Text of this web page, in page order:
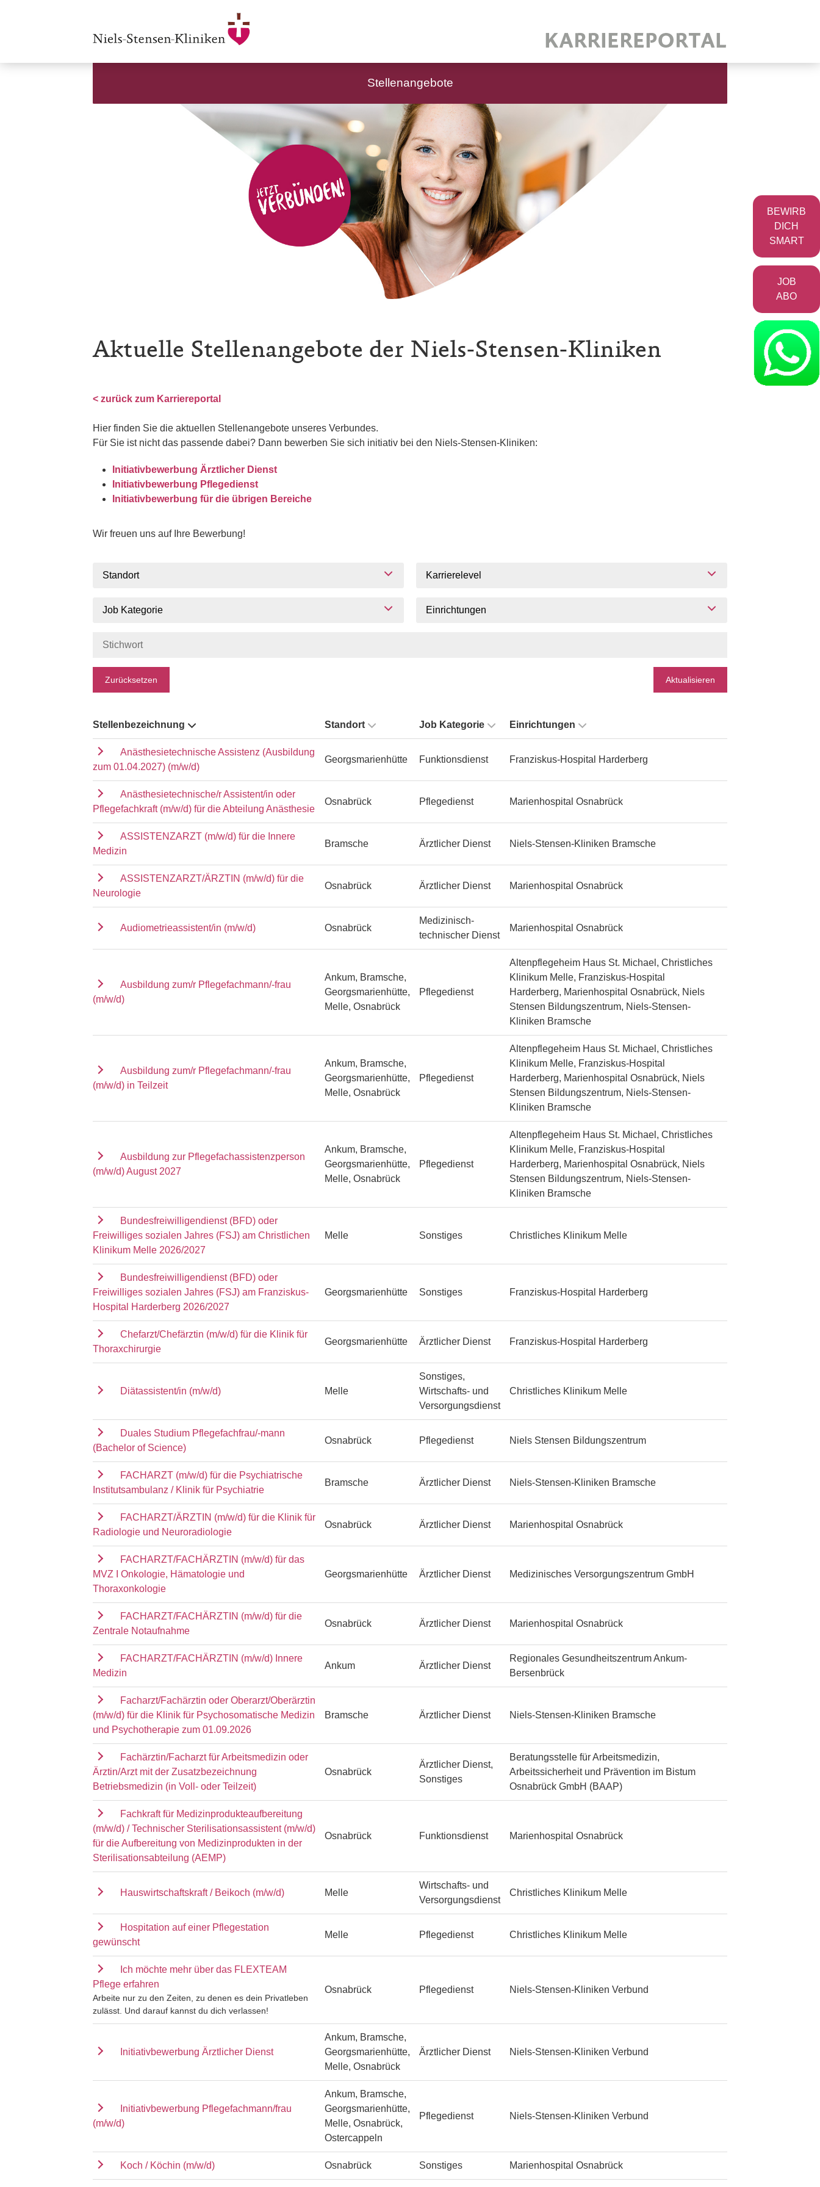
Stellenangebote
Aktuelle Stellenangebote der Niels-Stensen-Kliniken
< zurück zum Karriereportal
Hier finden Sie die aktuellen Stellenangebote unseres Verbundes.
Für Sie ist nicht das passende dabei? Dann bewerben Sie sich initiativ bei den Niels-Stensen-Kliniken:
Initiativbewerbung Ärztlicher Dienst
Initiativbewerbung Pflegedienst
Initiativbewerbung für die übrigen Bereiche
Wir freuen uns auf Ihre Bewerbung!
Standort Karrierelevel
Job Kategorie Einrichtungen
Zurücksetzen Aktualisieren
Stellenbezeichnung Standort Job Kategorie Einrichtungen
Anästhesietechnische Assistenz (Ausbildung
zum 01.04.2027) (m/w/d)
Georgsmarienhütte Funktionsdienst Franziskus-Hospital Harderberg
Anästhesietechnische/r Assistent/in oder
Pflegefachkraft (m/w/d) für die Abteilung Anästhesie
Osnabrück Pflegedienst Marienhospital Osnabrück
ASSISTENZARZT (m/w/d) für die Innere
Medizin
Bramsche Ärztlicher Dienst Niels-Stensen-Kliniken Bramsche
ASSISTENZARZT/ÄRZTIN (m/w/d) für die
Neurologie
Osnabrück Ärztlicher Dienst Marienhospital Osnabrück
Audiometrieassistent/in (m/w/d) Osnabrück
Medizinisch-
technischer Dienst
Marienhospital Osnabrück
Ausbildung zum/r Pflegefachmann/-frau
(m/w/d)
Ankum, Bramsche,
Georgsmarienhütte,
Melle, Osnabrück
Pflegedienst
Altenpflegeheim Haus St. Michael, Christliches
Klinikum Melle, Franziskus-Hospital
Harderberg, Marienhospital Osnabrück, Niels
Stensen Bildungszentrum, Niels-Stensen-
Kliniken Bramsche
Ausbildung zum/r Pflegefachmann/-frau
(m/w/d) in Teilzeit
Ankum, Bramsche,
Georgsmarienhütte,
Melle, Osnabrück
Pflegedienst
Altenpflegeheim Haus St. Michael, Christliches
Klinikum Melle, Franziskus-Hospital
Harderberg, Marienhospital Osnabrück, Niels
Stensen Bildungszentrum, Niels-Stensen-
Kliniken Bramsche
Ausbildung zur Pflegefachassistenzperson
(m/w/d) August 2027
Ankum, Bramsche,
Georgsmarienhütte,
Melle, Osnabrück
Pflegedienst
Altenpflegeheim Haus St. Michael, Christliches
Klinikum Melle, Franziskus-Hospital
Harderberg, Marienhospital Osnabrück, Niels
Stensen Bildungszentrum, Niels-Stensen-
Kliniken Bramsche
Bundesfreiwilligendienst (BFD) oder
Freiwilliges sozialen Jahres (FSJ) am Christlichen
Klinikum Melle 2026/2027
Melle Sonstiges Christliches Klinikum Melle
Bundesfreiwilligendienst (BFD) oder
Freiwilliges sozialen Jahres (FSJ) am Franziskus-
Hospital Harderberg 2026/2027
Georgsmarienhütte Sonstiges Franziskus-Hospital Harderberg
Chefarzt/Chefärztin (m/w/d) für die Klinik für
Thoraxchirurgie
Georgsmarienhütte Ärztlicher Dienst Franziskus-Hospital Harderberg
Diätassistent/in (m/w/d) Melle
Sonstiges,
Wirtschafts- und
Versorgungsdienst
Christliches Klinikum Melle
Duales Studium Pflegefachfrau/-mann
(Bachelor of Science)
Osnabrück Pflegedienst Niels Stensen Bildungszentrum
FACHARZT (m/w/d) für die Psychiatrische
Institutsambulanz / Klinik für Psychiatrie
Bramsche Ärztlicher Dienst Niels-Stensen-Kliniken Bramsche
FACHARZT/ÄRZTIN (m/w/d) für die Klinik für
Radiologie und Neuroradiologie
Osnabrück Ärztlicher Dienst Marienhospital Osnabrück
FACHARZT/FACHÄRZTIN (m/w/d) für das
MVZ I Onkologie, Hämatologie und
Thoraxonkologie
Georgsmarienhütte Ärztlicher Dienst Medizinisches Versorgungszentrum GmbH
FACHARZT/FACHÄRZTIN (m/w/d) für die
Zentrale Notaufnahme
Osnabrück Ärztlicher Dienst Marienhospital Osnabrück
FACHARZT/FACHÄRZTIN (m/w/d) Innere
Medizin
Ankum Ärztlicher Dienst
Regionales Gesundheitszentrum Ankum-
Bersenbrück
Facharzt/Fachärztin oder Oberarzt/Oberärztin
(m/w/d) für die Klinik für Psychosomatische Medizin
und Psychotherapie zum 01.09.2026
Bramsche Ärztlicher Dienst Niels-Stensen-Kliniken Bramsche
Fachärztin/Facharzt für Arbeitsmedizin oder
Ärztin/Arzt mit der Zusatzbezeichnung
Betriebsmedizin (in Voll- oder Teilzeit)
Osnabrück
Ärztlicher Dienst,
Sonstiges
Beratungsstelle für Arbeitsmedizin,
Arbeitssicherheit und Prävention im Bistum
Osnabrück GmbH (BAAP)
Fachkraft für Medizinprodukteaufbereitung
(m/w/d) / Technischer Sterilisationsassistent (m/w/d)
für die Aufbereitung von Medizinprodukten in der
Sterilisationsabteilung (AEMP)
Osnabrück Funktionsdienst Marienhospital Osnabrück
Hauswirtschaftskraft / Beikoch (m/w/d) Melle
Wirtschafts- und
Versorgungsdienst
Christliches Klinikum Melle
Hospitation auf einer Pflegestation
gewünscht
Melle Pflegedienst Christliches Klinikum Melle
Ich möchte mehr über das FLEXTEAM
Pflege erfahren
Arbeite nur zu den Zeiten, zu denen es dein Privatleben
zulässt. Und darauf kannst du dich verlassen!
Osnabrück Pflegedienst Niels-Stensen-Kliniken Verbund
Initiativbewerbung Ärztlicher Dienst
Ankum, Bramsche,
Georgsmarienhütte,
Melle, Osnabrück
Ärztlicher Dienst Niels-Stensen-Kliniken Verbund
Initiativbewerbung Pflegefachmann/frau
(m/w/d)
Ankum, Bramsche,
Georgsmarienhütte,
Melle, Osnabrück,
Ostercappeln
Pflegedienst Niels-Stensen-Kliniken Verbund
Koch / Köchin (m/w/d) Osnabrück Sonstiges Marienhospital Osnabrück
BEWIRB
DICH
SMART
JOB
ABO